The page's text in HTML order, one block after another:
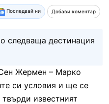
Последвай ни Добави коментар
следваща дестинация
Жермен – Марко
си условия и ще се
известният